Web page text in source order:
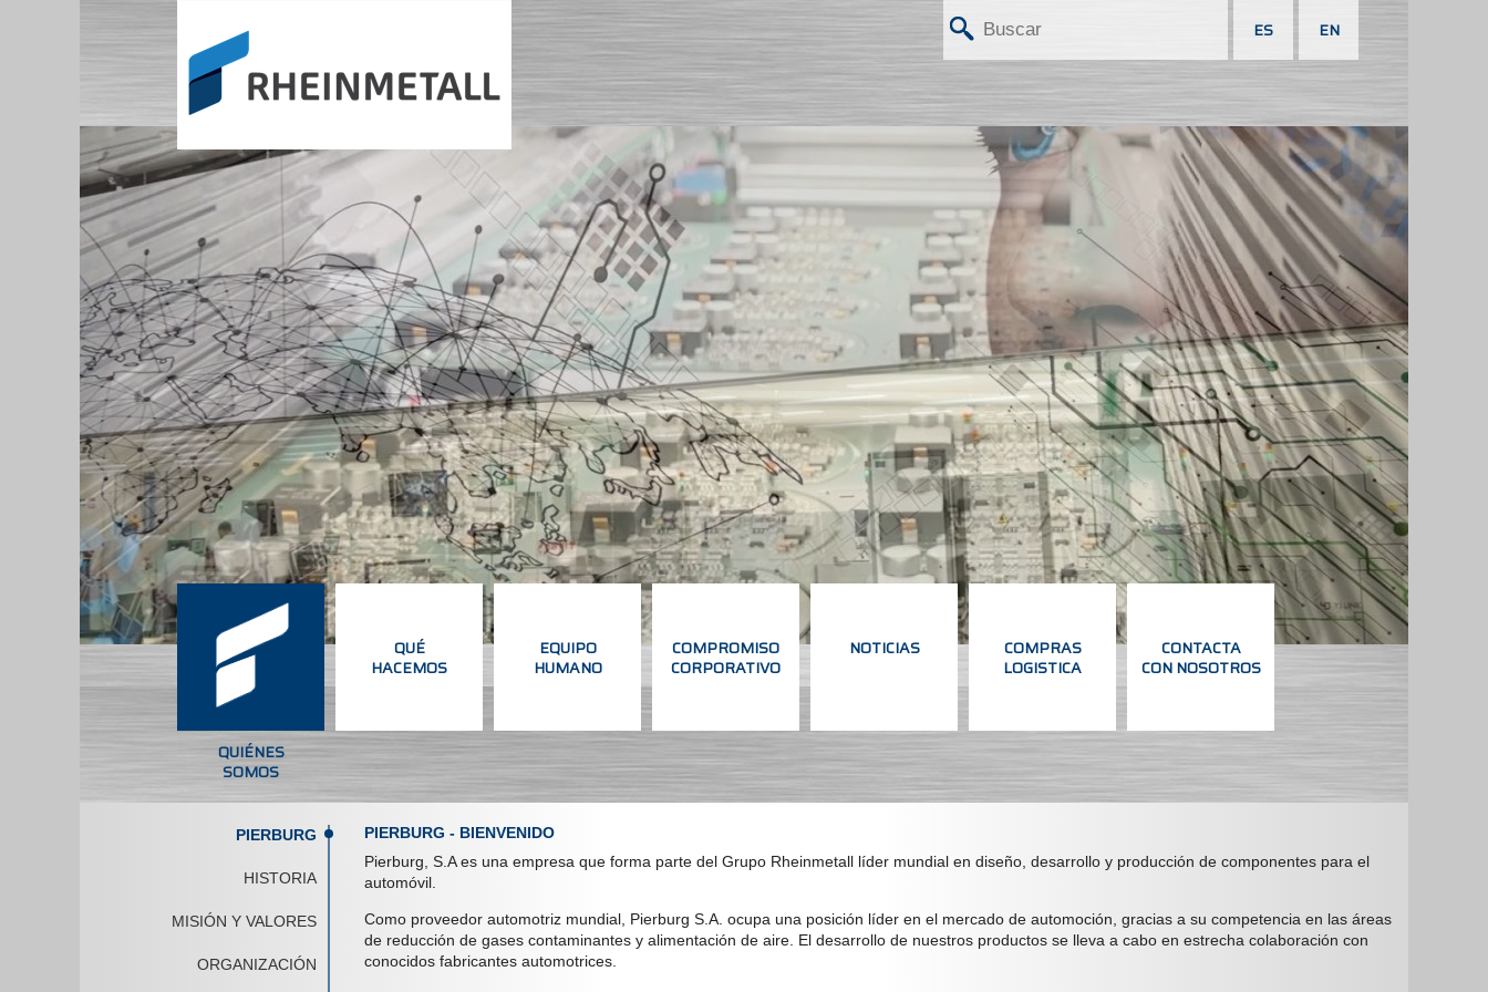
ES EN
QUIÉNES
SOMOS
QUIÉNES
SOMOS
QUÉ
HACEMOS
HACEMOS
EQUIPO
HUMANO
COMPROMISO
CORPORATIVO
COMPROMISO
CORPORATIVO
NOTICIAS
NOTICIAS
COMPRAS
LOGISTICA
LOGISTICA
CONTACTA
CON NOSOTROS
CON NOSOTROS
PIERBURG
HISTORIA
MISIÓN Y VALORES
ORGANIZACIÓN
PIERBURG - BIENVENIDO
Pierburg, S.A es una empresa que forma parte del Grupo Rheinmetall líder mundial en diseño, desarrollo y producción de componentes para el
automóvil.
Como proveedor automotriz mundial, Pierburg S.A. ocupa una posición líder en el mercado de automoción, gracias a su competencia en las áreas
de reducción de gases contaminantes y alimentación de aire. El desarrollo de nuestros productos se lleva a cabo en estrecha colaboración con
conocidos fabricantes automotrices.